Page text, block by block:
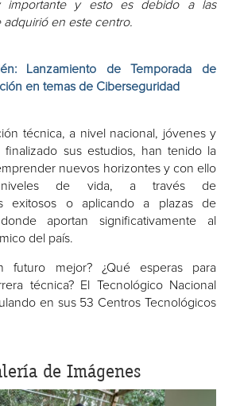
importante y esto es debido a las
en este centro.
Lanzamiento de Temporada de
en temas de Ciberseguridad
técnica, a nivel nacional, jóvenes y
finalizado sus estudios, han tenido la
nuevos horizontes y con ello
niveles de vida, a través de
exitosos o aplicando a plazas de
aportan significativamente al
del país.
futuro mejor? ¿Qué esperas para
técnica? El Tecnológico Nacional
en sus 53 Centros Tecnológicos
de Imágenes